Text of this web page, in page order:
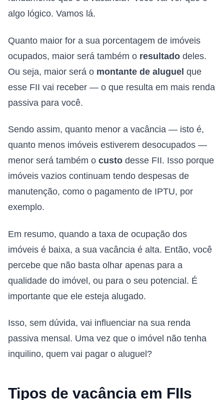
algo lógico. Vamos lá.
Quanto maior for a sua porcentagem de imóveis
ocupados, maior será também o resultado deles.
Ou seja, maior será o montante de aluguel que
esse FII vai receber — o que resulta em mais renda
passiva para você.
Sendo assim, quanto menor a vacância — isto é,
quanto menos imóveis estiverem desocupados —
menor será também o custo desse FII. Isso porque
imóveis vazios continuam tendo despesas de
manutenção, como o pagamento de IPTU, por
exemplo.
Em resumo, quando a taxa de ocupação dos
imóveis é baixa, a sua vacância é alta. Então, você
percebe que não basta olhar apenas para a
qualidade do imóvel, ou para o seu potencial. É
importante que ele esteja alugado.
Isso, sem dúvida, vai influenciar na sua renda
passiva mensal. Uma vez que o imóvel não tenha
inquilino, quem vai pagar o aluguel?
Tipos de vacância em FIIs